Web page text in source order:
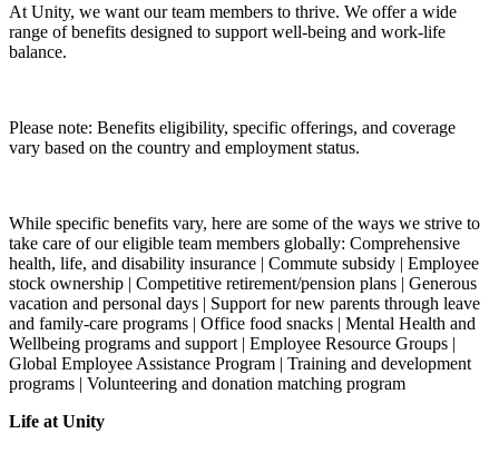
At Unity, we want our team members to thrive. We offer a wide
range of benefits designed to support well-being and work-life
balance.
Please note: Benefits eligibility, specific offerings, and coverage
vary based on the country and employment status.
While specific benefits vary, here are some of the ways we strive to
take care of our eligible team members globally: Comprehensive
health, life, and disability insurance | Commute subsidy | Employee
stock ownership | Competitive retirement/pension plans | Generous
vacation and personal days | Support for new parents through leave
and family-care programs | Office food snacks | Mental Health and
Wellbeing programs and support | Employee Resource Groups |
Global Employee Assistance Program | Training and development
programs | Volunteering and donation matching program
Life at Unity